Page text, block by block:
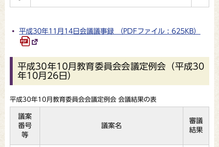
平成30年11月14日会議議事録 （PDFファイル : 625KB）
平成30年10月教育委員会会議定例会（平成30
年10月26日）
平成30年10月教育委員会会議定例会 会議結果の表
議案
番号
等
議案名
審議
結果